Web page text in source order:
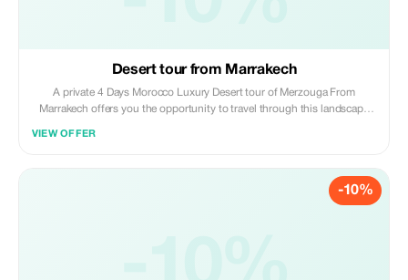
Desert tour from Marrakech
A private 4 Days Morocco Luxury Desert tour of Merzouga From
Marrakech offers you the opportunity to travel through this landscape
VIEW OFFER
-10%